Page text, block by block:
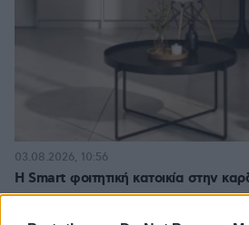
Η Smart φοιτητική κατοικία στην
03.08.2026, 10:56
26.07.2026, 09:54